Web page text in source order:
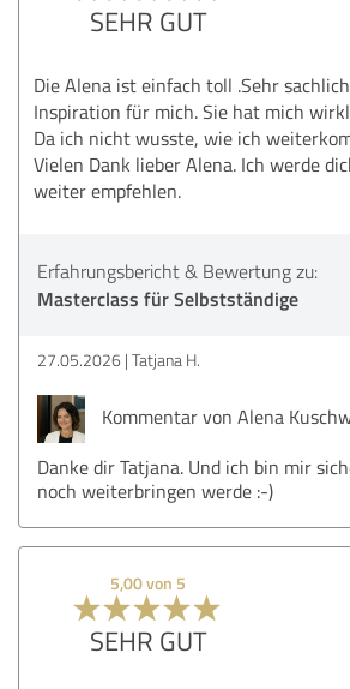
SEHR GUT
Die Alena ist einfach toll .Sehr
Inspiration für mich. Sie hat mich
Da ich nicht wusste, wie ich
Vielen Dank lieber Alena. Ich werde
weiter empfehlen.
Erfahrungsbericht & Bewertung zu:
Masterclass für Selbstständige
27.05.2026 Tatjana H.
Kommentar von Alena
Danke dir Tatjana. Und ich bin mir
noch weiterbringen werde :-)
5,00 von 5
SEHR GUT